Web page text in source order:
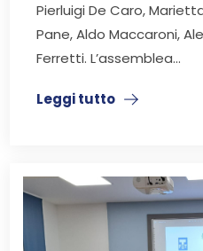
Pierluigi De Caro,
Pane, Aldo Maccaroni,
Ferretti. L’assemblea...
Leggi tutto